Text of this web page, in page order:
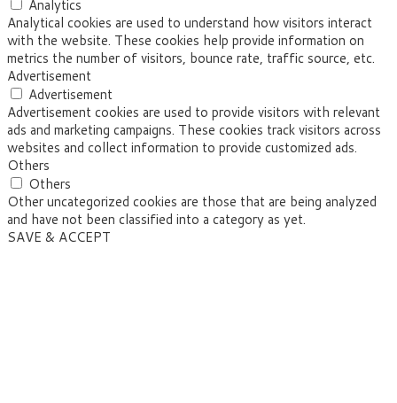
Analytics
Analytical cookies are used to understand how visitors interact
with the website. These cookies help provide information on
metrics the number of visitors, bounce rate, traffic source, etc.
Advertisement
Advertisement
Advertisement cookies are used to provide visitors with relevant
ads and marketing campaigns. These cookies track visitors across
websites and collect information to provide customized ads.
Others
Others
Other uncategorized cookies are those that are being analyzed
and have not been classified into a category as yet.
SAVE & ACCEPT